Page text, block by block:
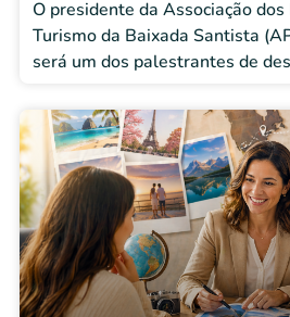
O presidente da Associação
Turismo da Baixada Santista
será um dos palestrantes de